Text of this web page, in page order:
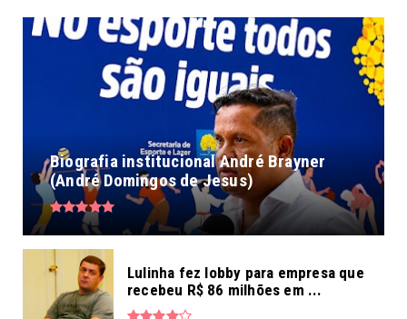
Biografia institucional André Brayner
(André Domingos de Jesus)
Lulinha fez lobby para empresa que
recebeu R$ 86 milhões em ...